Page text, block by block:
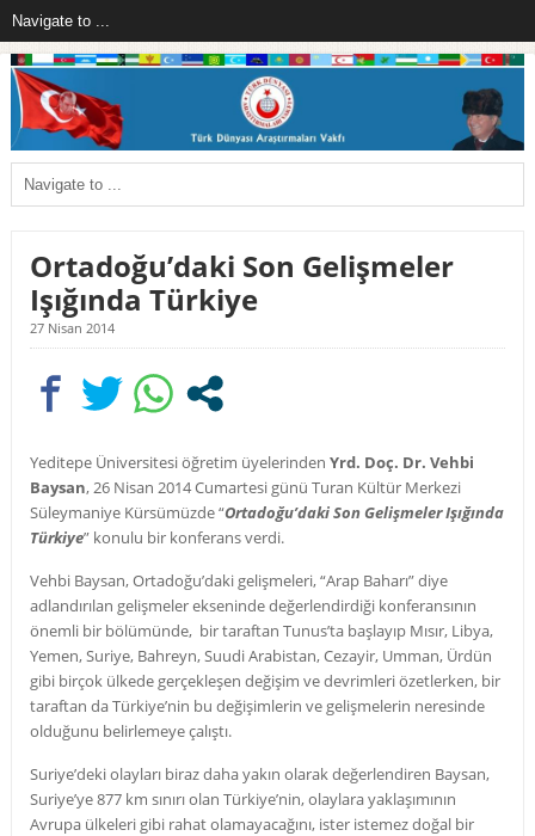
Ortadoğu’daki Son Gelişmeler
Işığında Türkiye
27 Nisan 2014
Yeditepe Üniversitesi öğretim üyelerinden Yrd. Doç. Dr. Vehbi
Baysan, 26 Nisan 2014 Cumartesi günü Turan Kültür Merkezi
Süleymaniye Kürsümüzde “Ortadoğu’daki Son Gelişmeler Işığında
Türkiye” konulu bir konferans verdi.
Vehbi Baysan, Ortadoğu’daki gelişmeleri, “Arap Baharı” diye
adlandırılan gelişmeler ekseninde değerlendirdiği konferansının
önemli bir bölümünde, bir taraftan Tunus’ta başlayıp Mısır, Libya,
Yemen, Suriye, Bahreyn, Suudi Arabistan, Cezayir, Umman, Ürdün
gibi birçok ülkede gerçekleşen değişim ve devrimleri özetlerken, bir
taraftan da Türkiye’nin bu değişimlerin ve gelişmelerin neresinde
olduğunu belirlemeye çalıştı.
Suriye’deki olayları biraz daha yakın olarak değerlendiren Baysan,
Suriye’ye 877 km sınırı olan Türkiye’nin, olaylara yaklaşımının
Avrupa ülkeleri gibi rahat olamayacağını, ister istemez doğal bir